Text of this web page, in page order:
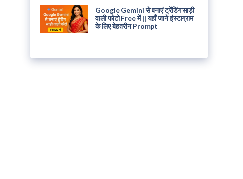
Google Gemini से बनाएं ट्रेंडिंग साड़ी
वाली फोटो Free में || यहाँ जाने इंस्टाग्राम
के लिए बेहतरीन Prompt